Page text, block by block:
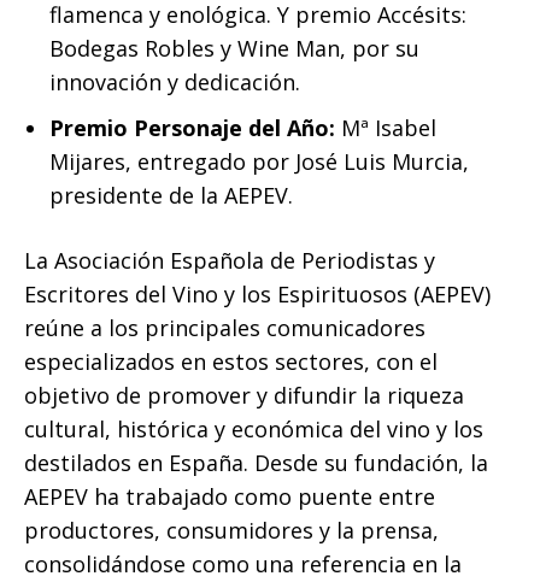
flamenca y enológica. Y premio Accésits:
Bodegas Robles y Wine Man, por su
innovación y dedicación.
Premio Personaje del Año: Mª Isabel
Mijares, entregado por José Luis Murcia,
presidente de la AEPEV.
La Asociación Española de Periodistas y
Escritores del Vino y los Espirituosos (AEPEV)
reúne a los principales comunicadores
especializados en estos sectores, con el
objetivo de promover y difundir la riqueza
cultural, histórica y económica del vino y los
destilados en España. Desde su fundación, la
AEPEV ha trabajado como puente entre
productores, consumidores y la prensa,
consolidándose como una referencia en la